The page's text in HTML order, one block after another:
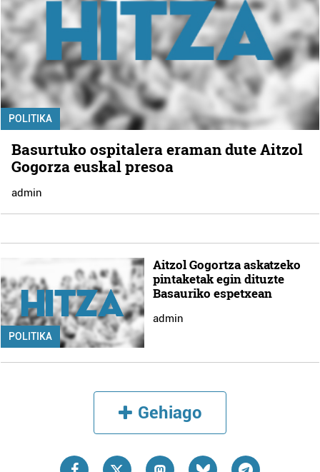
POLITIKA
Basurtuko ospitalera eraman dute Aitzol
Gogorza euskal presoa
admin
POLITIKA
Aitzol Gogortza askatzeko
pintaketak egin dituzte
Basauriko espetxean
admin
Gehiago